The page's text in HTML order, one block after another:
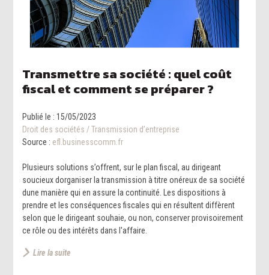
Transmettre sa société : quel coût
fiscal et comment se préparer ?
Publié le :15/05/2023
Droit des sociétés /Transmission d’entreprise
Source : efl.businesscomm.fr
Plusieurs solutions s’offrent, sur le plan fiscal, au dirigeant
soucieux dorganiser la transmission à titre onéreux de sa société
dune manière qui en assure la continuité. Les dispositions à
prendre et les conséquences fiscales qui en résultent diffèrent
selon que le dirigeant souhaie, ou non, conserver provisoirement
ce rôle ou des intérêts dans l'affaire.
Lire la suite